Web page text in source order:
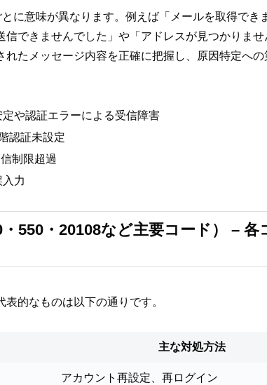
に意味が異なります。例えば「メールを取得でき
できませんでした」や「アドレスが見つかりま
たメッセージ内容を正確に把握し、原因特定への
定や認証エラーによる受信障害
認証未設定
制限超過
入力
550・20108など主要コード） – 各
的なものは以下の通りです。
主な対処方法
アカウント再設定、再ログイン